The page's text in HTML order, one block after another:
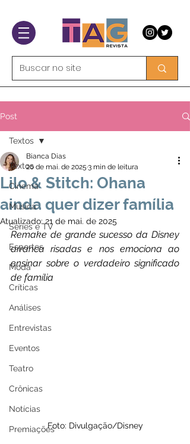
Post
Textos
Cinema
Música
Séries e TV
Esportes
Moda
Críticas
Análises
Entrevistas
Eventos
Teatro
Crônicas
Notícias
Premiações
Textos
Lilo & Stitch: Ohana
ainda quer dizer família
Bianca Dias
20 de mai. de 2025 3 min de leitura
Atualizado: 21 de mai. de 2025
Remake de grande sucesso da Disney
arranca risadas e nos emociona ao
ensinar sobre o verdadeiro significado
de família
Foto: Divulgação/Disney